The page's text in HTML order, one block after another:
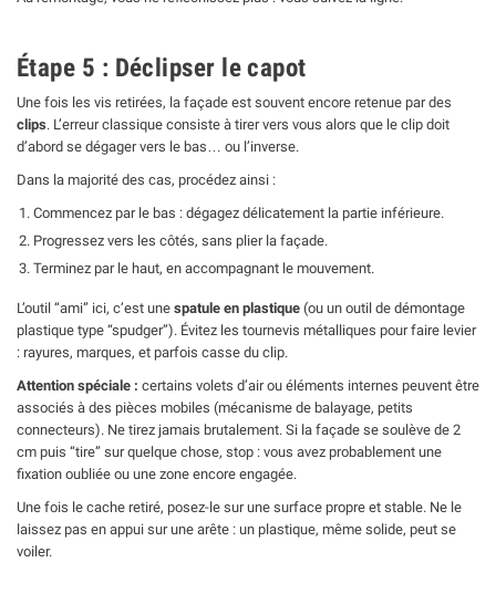
Étape 5 : Déclipser le capot
Une fois les vis retirées, la façade est souvent encore retenue par des
clips. L’erreur classique consiste à tirer vers vous alors que le clip doit
d’abord se dégager vers le bas… ou l’inverse.
Dans la majorité des cas, procédez ainsi :
Commencez par le bas : dégagez délicatement la partie inférieure.
Progressez vers les côtés, sans plier la façade.
Terminez par le haut, en accompagnant le mouvement.
L’outil “ami” ici, c’est une spatule en plastique (ou un outil de démontage
plastique type “spudger”). Évitez les tournevis métalliques pour faire levier
: rayures, marques, et parfois casse du clip.
Attention spéciale : certains volets d’air ou éléments internes peuvent être
associés à des pièces mobiles (mécanisme de balayage, petits
connecteurs). Ne tirez jamais brutalement. Si la façade se soulève de 2
cm puis “tire” sur quelque chose, stop : vous avez probablement une
fixation oubliée ou une zone encore engagée.
Une fois le cache retiré, posez-le sur une surface propre et stable. Ne le
laissez pas en appui sur une arête : un plastique, même solide, peut se
voiler.